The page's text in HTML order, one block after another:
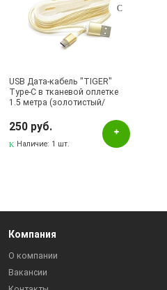
Наличие в магазинах
Бугульма, ул.М.Джалиля,
USB Дата-кабель "TIGER"
Type-C в тканевой оплетке
1.5 метра (золотистый/
250 руб.
Наличие: 1 шт.
Компания
О компании
Вакансии